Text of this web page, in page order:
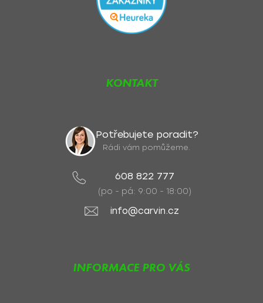
KONTAKT
Potřebujete poradit?
Rádi vám pomůžeme.
608 822 777
(po - pá: 9:00 - 18:00)
info@carvin.cz
INFORMACE PRO VÁS